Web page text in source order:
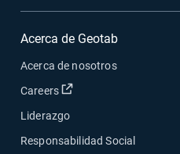
Acerca de Geotab
Acerca de nosotros
Careers
Abrir en una nueva
Liderazgo
Responsabilidad Social